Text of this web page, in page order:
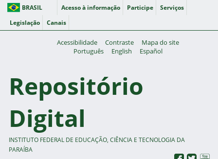
BRASIL Acesso à informação Participe
Serviços
Legislação
Canais
Acessibilidade Contraste
Mapa do site
Português
English Español
Repositório
Digital
INSTITUTO FEDERAL DE EDUCAÇÃO, CIÊNCIA E TECNOLOGIA DA
PARAÍBA